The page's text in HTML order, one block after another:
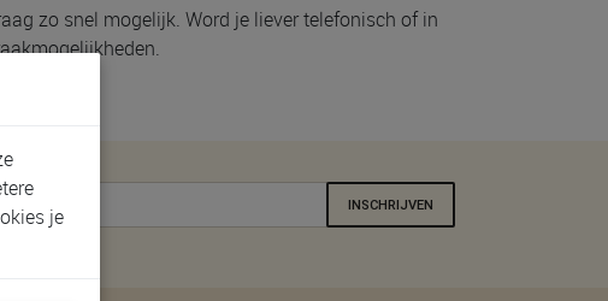
zo snel mogelijk. Word je liever telefonisch of in
INSCHRIJVEN
je